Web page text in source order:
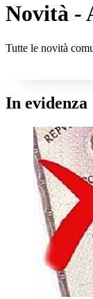
Novità -
Tutte le novità
In evidenza